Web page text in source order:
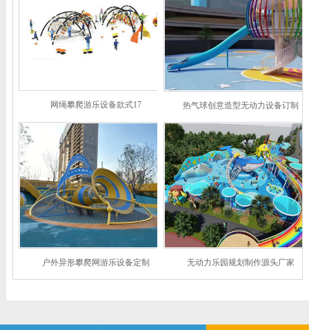
网绳攀爬游乐设备款式17 热气球创意造型无动力设备订制
户外异形攀爬网游乐设备定制 无动力乐园规划制作源头厂家